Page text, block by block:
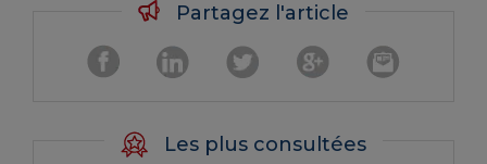
Partagez l'article
Les plus consultées